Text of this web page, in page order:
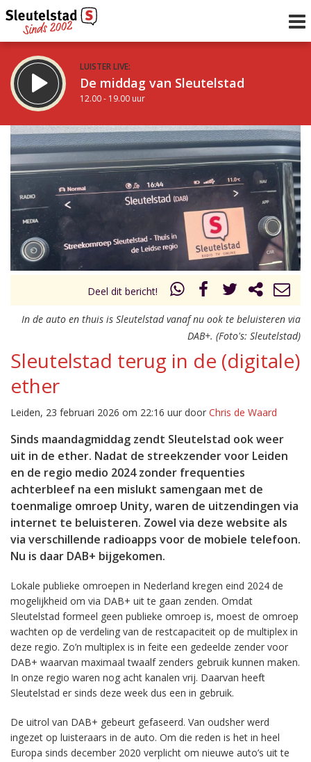
LUISTER LIVE:
De middag van Sleutelstad
12.00 - 19.00 uur
STRAKS:
De avond van Sleutelstad
19.00 - 22.00 uur
Vorig uur
uur 1 van 0 Volgend uur
Deel dit bericht!
In de auto en thuis is Sleutelstad vanaf nu ook te beluisteren via
DAB+. (Foto's: Sleutelstad)
Sleutelstad terug in de (digitale)
ether
Leiden, 23 februari 2026 om 22:16 uur door Chris de Waard
Sinds maandagmiddag zendt Sleutelstad ook weer
uit in de ether. Nadat de streekzender voor Leiden
en de regio medio 2024 zonder frequenties
achterbleef na een mislukt samengaan met de
toenmalige omroep Unity, waren de uitzendingen via
internet te beluisteren. Zowel via deze website als
via verschillende radioapps voor de mobiele telefoon.
Nu is daar DAB+ bijgekomen.
Lokale publieke omroepen in Nederland kregen eind 2024 de
mogelijkheid om via DAB+ uit te gaan zenden. Omdat
Sleutelstad formeel geen publieke omroep is, moest de omroep
wachten op de verdeling van de restcapaciteit op de multiplex in
deze regio. Zo’n multiplex is in feite een gedeelde zender voor
DAB+ waarvan maximaal twaalf zenders gebruik kunnen maken.
In onze regio waren nog acht kanalen vrij. Daarvan heeft
Sleutelstad er sinds deze week dus een in gebruik.
De uitrol van DAB+ gebeurt gefaseerd. Van oudsher werd
ingezet op luisteraars in de auto. Om die reden is het in heel
Europa sinds december 2020 verplicht om nieuwe auto’s uit te